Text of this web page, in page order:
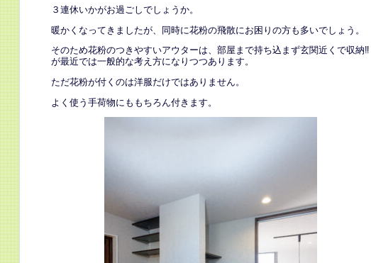
３連休いかがお過ごしでしょうか。
暖かくなってきましたが、同時に花粉の飛散にお困りの方も多いでしょう。
そのため花粉のつきやすいアウターは、部屋まで持ち込まず玄関近くで収納‼
が最近では一般的な考え方になりつつあります。
ただ花粉が付くのは洋服だけではありません。
よく使う手荷物にももちろん付きます。